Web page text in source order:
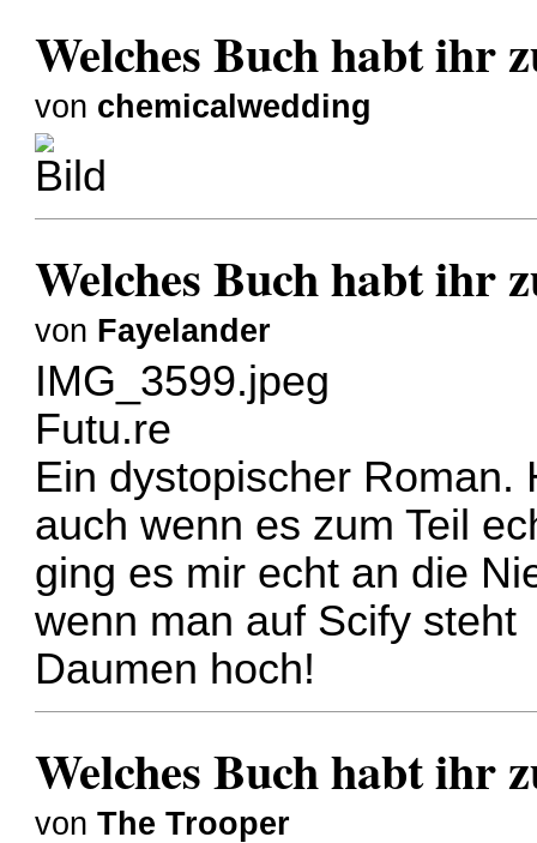
Welches Buch habt ihr
von chemicalwedding
Welches Buch habt ihr
von Fayelander
IMG_3599.jpeg
Futu.re
Ein dystopischer
auch wenn es zum Teil
ging es mir echt an die
wenn man auf Scify steht
Daumen hoch!
Welches Buch habt ihr
vonThe Trooper